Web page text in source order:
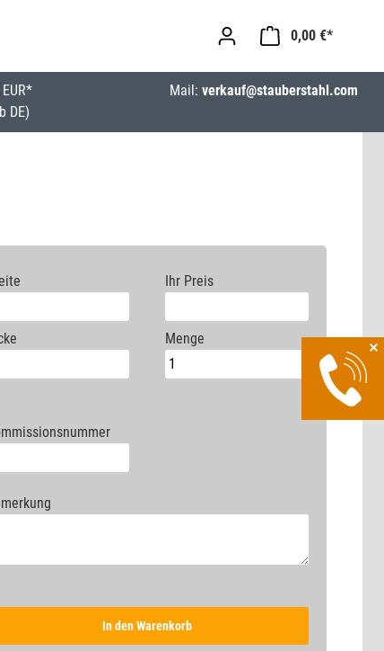
0,00 €*
DE)
Mail: verkauf@stauberstahl.com
Ihr Preis
Menge
In den Warenkorb